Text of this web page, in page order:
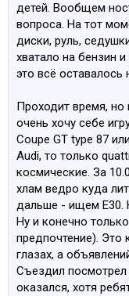
детей. Вообщем
вопроса. На тот
диски, руль,
хватало на бензин
это всё оставалось
Проходит время, но
очень хочу себе
Coupe GT type 87
Audi, то только
космические. За
хлам ведро куда
дальше - ищем Е30.
Ну и конечно
предпочтение). Это
глазах, а
Съездил
оказался, хотя